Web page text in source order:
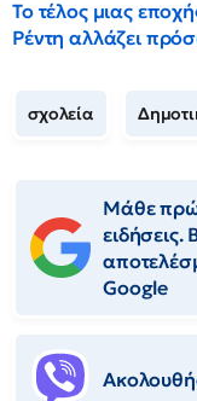
Το τέλος μιας
Ρέντη αλλάζει
σχολεία
Μάθε
Google